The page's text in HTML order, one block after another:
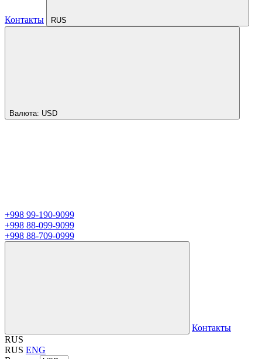
Контакты RUS
Валюта: USD
+998 99-190-9099
+998 88-099-9099
+998 88-709-0999
Контакты
RUS
RUS ENG